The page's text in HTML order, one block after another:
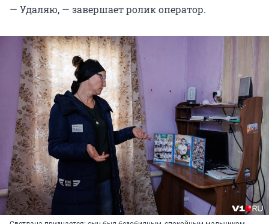
— Удаляю, — завершает ролик оператор.